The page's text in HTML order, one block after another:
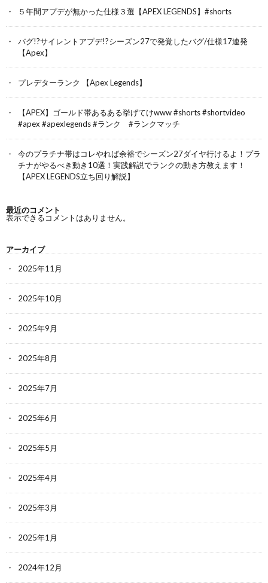
５年間アプデが無かった仕様３選【APEX LEGENDS】#shorts
バグ!?サイレントアプデ!?シーズン27で発覚したバグ/仕様17連発
【Apex】
プレデターランク 【Apex Legends】
【APEX】ゴールド帯あるある挙げてけwww #shorts #shortvideo
#apex #apexlegends #ランク #ランクマッチ
今のプラチナ帯はコレやれば余裕でシーズン27ダイヤ行けるよ！プラ
チナがやるべき動き10選！実践解説でランクの動き方教えます！
【APEX LEGENDS立ち回り解説】
最近のコメント
表示できるコメントはありません。
アーカイブ
2025年11月
2025年10月
2025年9月
2025年8月
2025年7月
2025年6月
2025年5月
2025年4月
2025年3月
2025年1月
2024年12月